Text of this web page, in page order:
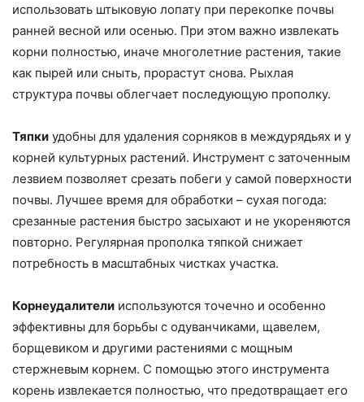
использовать штыковую лопату при перекопке почвы
ранней весной или осенью. При этом важно извлекать
корни полностью, иначе многолетние растения, такие
как пырей или сныть, прорастут снова. Рыхлая
структура почвы облегчает последующую прополку.
Тяпки удобны для удаления сорняков в междурядьях и у
корней культурных растений. Инструмент с заточенным
лезвием позволяет срезать побеги у самой поверхности
почвы. Лучшее время для обработки – сухая погода:
срезанные растения быстро засыхают и не укореняются
повторно. Регулярная прополка тяпкой снижает
потребность в масштабных чистках участка.
Корнеудалители используются точечно и особенно
эффективны для борьбы с одуванчиками, щавелем,
борщевиком и другими растениями с мощным
стержневым корнем. С помощью этого инструмента
корень извлекается полностью, что предотвращает его